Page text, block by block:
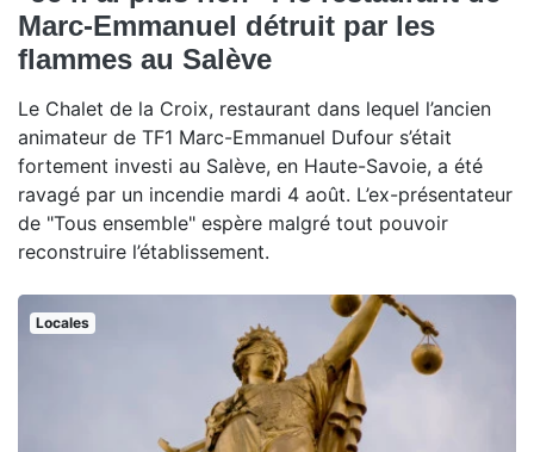
Marc-Emmanuel détruit par les
flammes au Salève
Le Chalet de la Croix, restaurant dans lequel l’ancien
animateur de TF1 Marc-Emmanuel Dufour s’était
fortement investi au Salève, en Haute-Savoie, a été
ravagé par un incendie mardi 4 août. L’ex-présentateur
de "Tous ensemble" espère malgré tout pouvoir
reconstruire l’établissement.
Locales